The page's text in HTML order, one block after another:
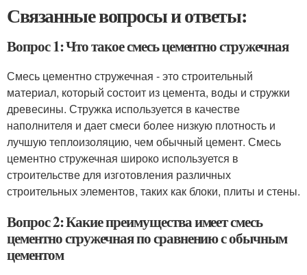
Связанные вопросы и ответы:
Вопрос 1: Что такое смесь цементно стружечная
Смесь цементно стружечная - это строительный
материал, который состоит из цемента, воды и стружки
древесины. Стружка используется в качестве
наполнителя и дает смеси более низкую плотность и
лучшую теплоизоляцию, чем обычный цемент. Смесь
цементно стружечная широко используется в
строительстве для изготовления различных
строительных элементов, таких как блоки, плиты и стены.
Вопрос 2: Какие преимущества имеет смесь
цементно стружечная по сравнению с обычным
цементом